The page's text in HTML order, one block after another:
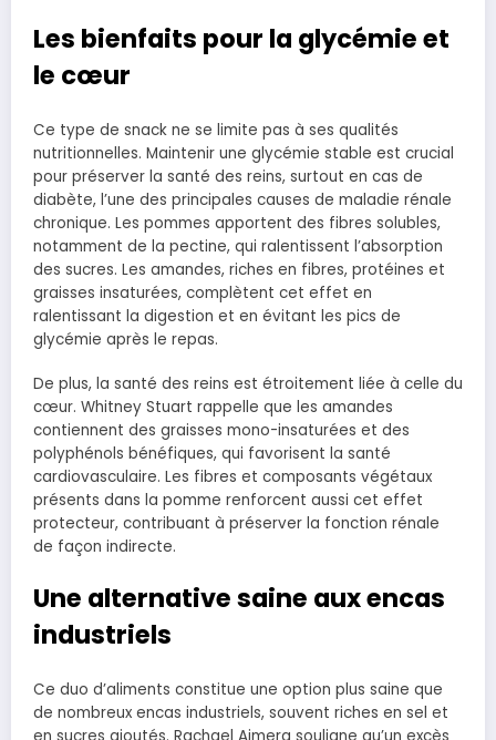
Les bienfaits pour la glycémie et
le cœur
Ce type de snack ne se limite pas à ses qualités
nutritionnelles. Maintenir une glycémie stable est crucial
pour préserver la santé des reins, surtout en cas de
diabète, l’une des principales causes de maladie rénale
chronique. Les pommes apportent des fibres solubles,
notamment de la pectine, qui ralentissent l’absorption
des sucres. Les amandes, riches en fibres, protéines et
graisses insaturées, complètent cet effet en
ralentissant la digestion et en évitant les pics de
glycémie après le repas.
De plus, la santé des reins est étroitement liée à celle du
cœur. Whitney Stuart rappelle que les amandes
contiennent des graisses mono-insaturées et des
polyphénols bénéfiques, qui favorisent la santé
cardiovasculaire. Les fibres et composants végétaux
présents dans la pomme renforcent aussi cet effet
protecteur, contribuant à préserver la fonction rénale
de façon indirecte.
Une alternative saine aux encas
industriels
Ce duo d’aliments constitue une option plus saine que
de nombreux encas industriels, souvent riches en sel et